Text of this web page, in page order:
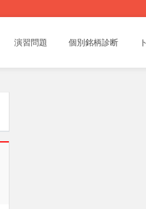
演習問題 個別銘柄診断